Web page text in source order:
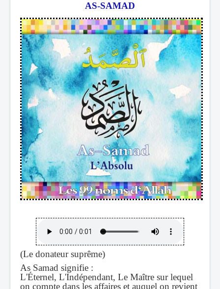
AS-SAMAD
(Le donateur suprême)
As Samad signifie :
L'Éternel, L'Indépendant, Le Maître sur lequel
on compte dans les affaires et auquel on revient